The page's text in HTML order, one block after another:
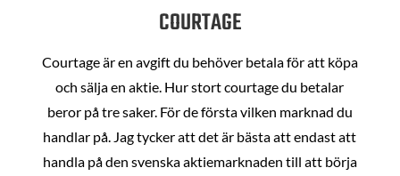
COURTAGE
Courtage är en avgift du behöver betala för att köpa
och sälja en aktie. Hur stort courtage du betalar
beror på tre saker. För de första vilken marknad du
handlar på. Jag tycker att det är bästa att endast att
handla på den svenska aktiemarknaden till att börja